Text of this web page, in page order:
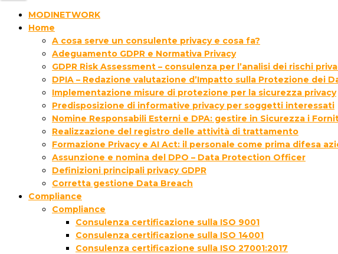
MODINETWORK
Home
A cosa serve un consulente privacy e cosa fa?
Adeguamento GDPR e Normativa Privacy
GDPR Risk Assessment – consulenza per l’analisi dei rischi
DPIA – Redazione valutazione d’Impatto sulla Protezione dei
Implementazione misure di protezione per la sicurezza privacy
Predisposizione di informative privacy per soggetti interessati
Nomine Responsabili Esterni e DPA: gestire in Sicurezza i
Realizzazione del registro delle attività di trattamento
Formazione Privacy e AI Act: il personale come prima difesa
Assunzione e nomina del DPO – Data Protection Officer
Definizioni principali privacy GDPR
Corretta gestione Data Breach
Compliance
Compliance
Consulenza certificazione sulla ISO 9001
Consulenza certificazione sulla ISO 14001
Consulenza certificazione sulla ISO 27001:2017